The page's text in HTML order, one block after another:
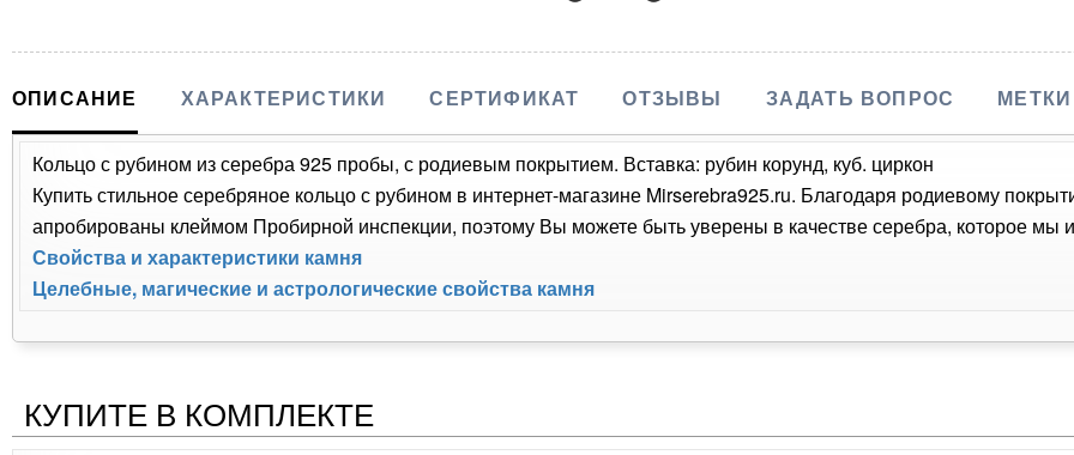
ОПИСАНИЕ ХАРАКТЕРИСТИКИ СЕРТИФИКАТ ОТЗЫВЫ ЗАДАТЬ ВОПРОС МЕТКИ
Кольцо с рубином из серебра 925 пробы, с родиевым покрытием. Вставка: рубин корунд, куб. циркон
Купить стильное серебряное кольцо с рубином в интернет-магазине Mirserebra925.ru. Благодаря родиевому
апробированы клеймом Пробирной инспекции, поэтому Вы можете быть уверены в качестве серебра, которое мы
Свойства и характеристики камня
Целебные, магические и астрологические свойства камня
КУПИТЕ В КОМПЛЕКТЕ